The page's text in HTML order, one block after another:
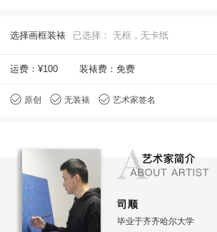
选择画框装裱 已选择： 无框，无卡纸
运费： ¥100 装裱费：免费
原创 无装裱 艺术家签名
司顺
毕业于齐齐哈尔大学